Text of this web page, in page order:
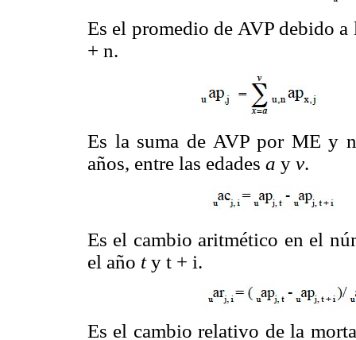
Es el promedio de AVP debido
+ n.
Es la suma de AVP por ME y
años, entre las edades a y v.
Es el cambio aritmético en el
el año ty t + i.
Es el cambio relativo de la